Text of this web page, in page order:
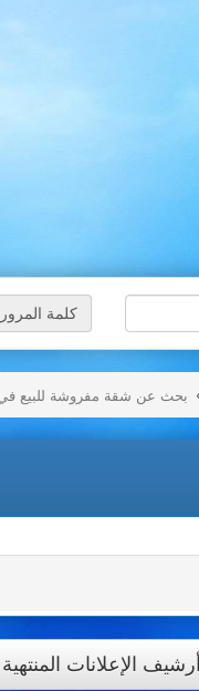
كلمة المرور
بحث عن شقة مفروشة للبيع في
أرشيف الإعلانات المنتهية